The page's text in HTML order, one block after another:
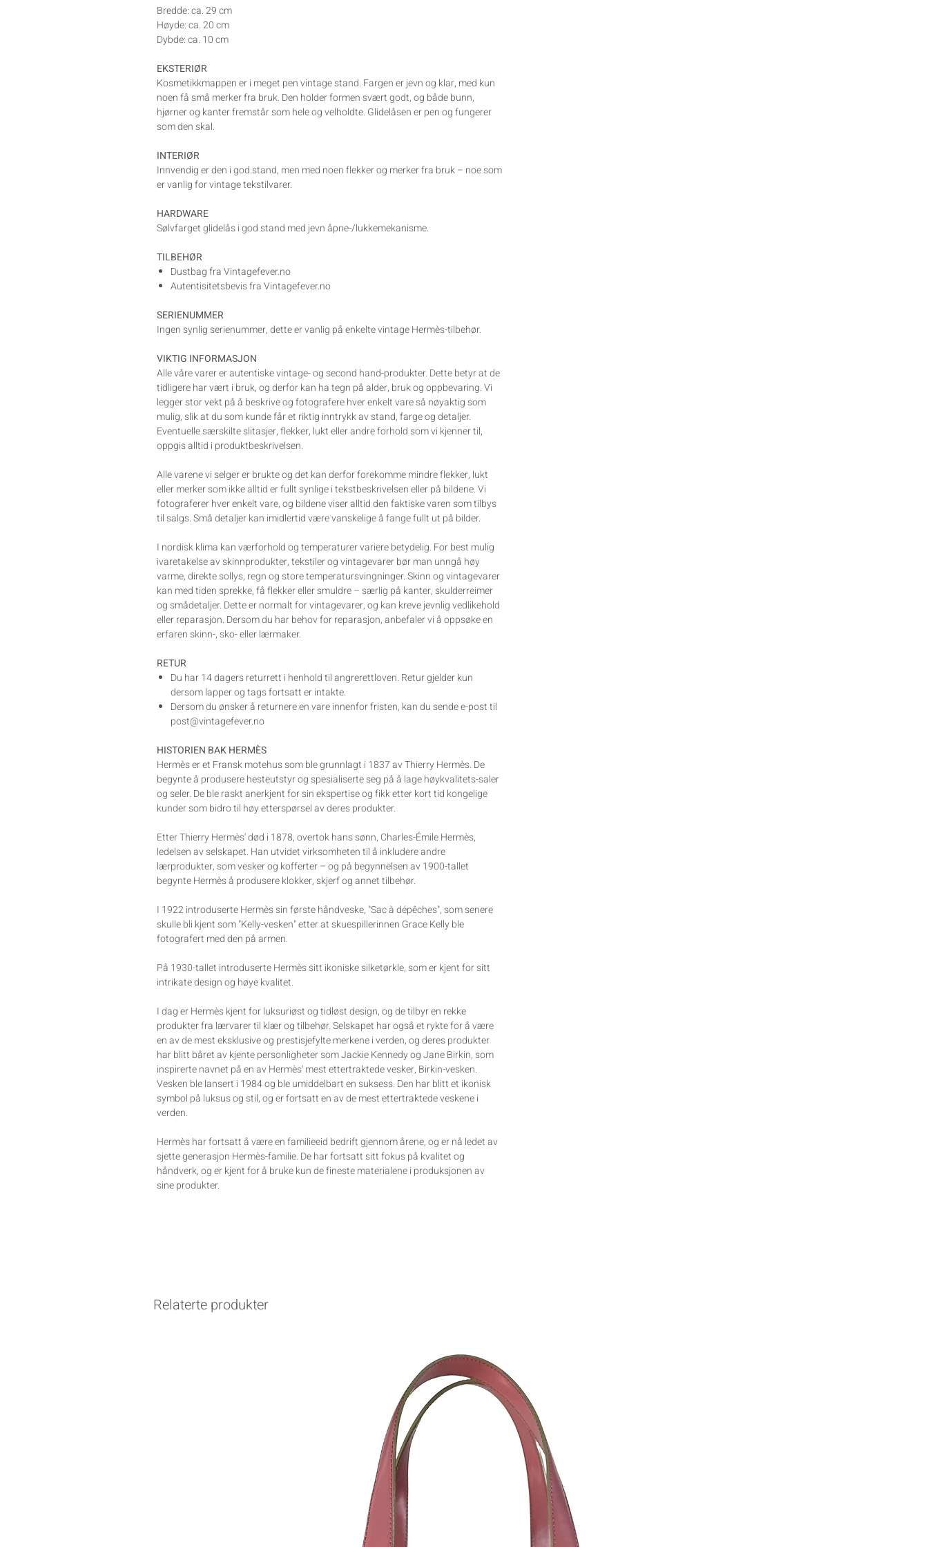
Bredde: ca. 29 cm
Høyde: ca. 20 cm
Dybde: ca. 10 cm
EKSTERIØR
Kosmetikkmappen er i meget pen vintage stand. Fargen er jevn og klar, med kun
noen få små merker fra bruk. Den holder formen svært godt, og både bunn,
hjørner og kanter fremstår som hele og velholdte. Glidelåsen er pen og fungerer
som den skal.
INTERIØR
Innvendig er den i god stand, men med noen flekker og merker fra bruk – noe som
er vanlig for vintage tekstilvarer.
HARDWARE
Sølvfarget glidelås i god stand med jevn åpne-/lukkemekanisme.
TILBEHØR
Dustbag fra Vintagefever.no
Autentisitetsbevis fra Vintagefever.no
SERIENUMMER
Ingen synlig serienummer, dette er vanlig på enkelte vintage Hermès-tilbehør.
VIKTIG INFORMASJON
Alle våre varer er autentiske vintage- og second hand-produkter. Dette betyr at de
tidligere har vært i bruk, og derfor kan ha tegn på alder, bruk og oppbevaring. Vi
legger stor vekt på å beskrive og fotografere hver enkelt vare så nøyaktig som
mulig, slik at du som kunde får et riktig inntrykk av stand, farge og detaljer.
Eventuelle særskilte slitasjer, flekker, lukt eller andre forhold som vi kjenner til,
oppgis alltid i produktbeskrivelsen.
Alle varene vi selger er brukte og det kan derfor forekomme mindre flekker, lukt
eller merker som ikke alltid er fullt synlige i tekstbeskrivelsen eller på bildene. Vi
fotograferer hver enkelt vare, og bildene viser alltid den faktiske varen som tilbys
til salgs. Små detaljer kan imidlertid være vanskelige å fange fullt ut på bilder.
I nordisk klima kan værforhold og temperaturer variere betydelig. For best mulig
ivaretakelse av skinnprodukter, tekstiler og vintagevarer bør man unngå høy
varme, direkte sollys, regn og store temperatursvingninger. Skinn og vintagevarer
kan med tiden sprekke, få flekker eller smuldre – særlig på kanter, skulderreimer
og smådetaljer. Dette er normalt for vintagevarer, og kan kreve jevnlig vedlikehold
eller reparasjon. Dersom du har behov for reparasjon, anbefaler vi å oppsøke en
erfaren skinn-, sko- eller lærmaker.
RETUR
Du har 14 dagers returrett i henhold til angrerettloven. Retur gjelder kun
dersom lapper og tags fortsatt er intakte.
Dersom du ønsker å returnere en vare innenfor fristen, kan du sende e-post til
post@vintagefever.no
HISTORIEN BAK HERMÈS
Hermès er et Fransk motehus som ble grunnlagt i 1837 av Thierry Hermès. De
begynte å produsere hesteutstyr og spesialiserte seg på å lage høykvalitets-saler
og seler. De ble raskt anerkjent for sin ekspertise og fikk etter kort tid kongelige
kunder som bidro til høy etterspørsel av deres produkter.
Etter Thierry Hermès' død i 1878, overtok hans sønn, Charles-Émile Hermès,
ledelsen av selskapet. Han utvidet virksomheten til å inkludere andre
lærprodukter, som vesker og kofferter – og på begynnelsen av 1900-tallet
begynte Hermès å produsere klokker, skjerf og annet tilbehør.
I 1922 introduserte Hermès sin første håndveske, "Sac à dépêches", som senere
skulle bli kjent som "Kelly-vesken" etter at skuespillerinnen Grace Kelly ble
fotografert med den på armen.
På 1930-tallet introduserte Hermès sitt ikoniske silketørkle, som er kjent for sitt
intrikate design og høye kvalitet.
I dag er Hermès kjent for luksuriøst og tidløst design, og de tilbyr en rekke
produkter fra lærvarer til klær og tilbehør. Selskapet har også et rykte for å være
en av de mest eksklusive og prestisjefylte merkene i verden, og deres produkter
har blitt båret av kjente personligheter som Jackie Kennedy og Jane Birkin, som
inspirerte navnet på en av Hermès' mest ettertraktede vesker, Birkin-vesken.
Vesken ble lansert i 1984 og ble umiddelbart en suksess. Den har blitt et ikonisk
symbol på luksus og stil, og er fortsatt en av de mest ettertraktede veskene i
verden.
Hermès har fortsatt å være en familieeid bedrift gjennom årene, og er nå ledet av
sjette generasjon Hermès-familie. De har fortsatt sitt fokus på kvalitet og
håndverk, og er kjent for å bruke kun de fineste materialene i produksjonen av
sine produkter.
Relaterte produkter